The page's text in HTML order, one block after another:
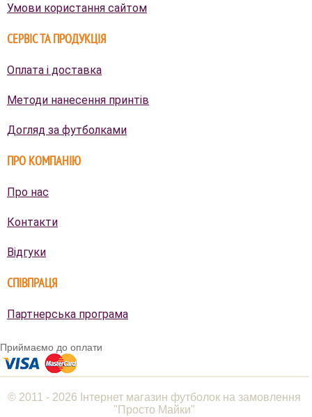
Умови користання сайтом
СЕРВІС ТА ПРОДУКЦІЯ
Оплата і доставка
Методи нанесення принтів
Догляд за футболками
ПРО КОМПАНІЮ
Про нас
Контакти
Відгуки
СПІВПРАЦЯ
Партнерська програма
Приймаємо до оплати
© 2011 - 2026 Інтернет магазин футболок на замовлення
"Просто Майки"